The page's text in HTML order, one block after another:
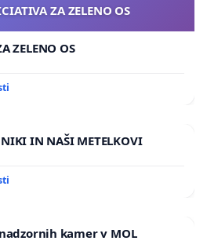
ZA ZELENO OS
ZELENO OS
NIKI IN NAŠI METELKOVI
kamer v MOL